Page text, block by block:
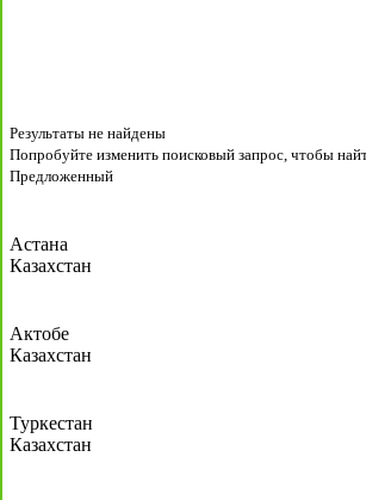
Результаты не найдены
Попробуйте изменить поисковый запрос, чтобы
Предложенный
Астана
Казахстан
Актобе
Казахстан
Туркестан
Казахстан